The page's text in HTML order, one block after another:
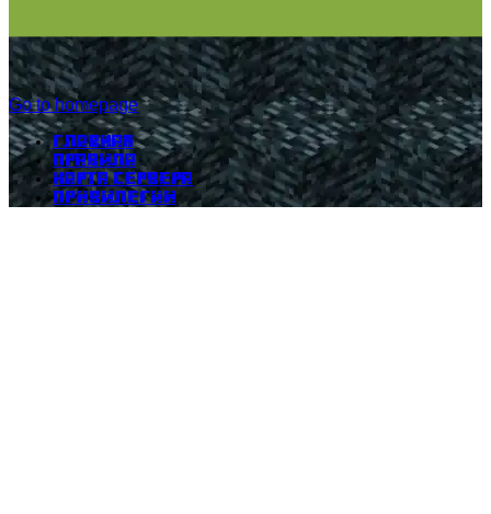
Go to homepage
Главная
Правила
Карта сервера
Привилегии